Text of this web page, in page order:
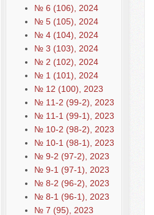
№ 6 (106), 2024
№ 5 (105), 2024
№ 4 (104), 2024
№ 3 (103), 2024
№ 2 (102), 2024
№ 1 (101), 2024
№ 12 (100), 2023
№ 11-2 (99-2), 2023
№ 11-1 (99-1), 2023
№ 10-2 (98-2), 2023
№ 10-1 (98-1), 2023
№ 9-2 (97-2), 2023
№ 9-1 (97-1), 2023
№ 8-2 (96-2), 2023
№ 8-1 (96-1), 2023
№ 7 (95), 2023